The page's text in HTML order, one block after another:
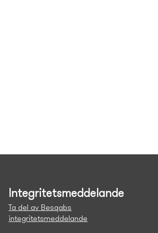
Integritetsmeddelande
Ta del av Besqabs
integritetsmeddelande